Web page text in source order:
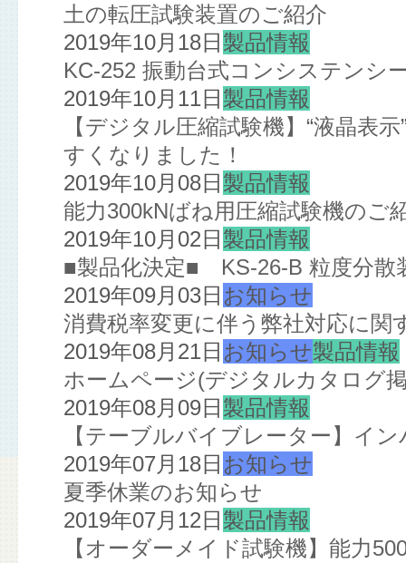
土の転圧試験装置のご紹介
2019年10月18日 製品情報
KC-252 振動台式コンシステンシ
2019年10月11日 製品情報
【デジタル圧縮試験機】“液晶表
すくなりました！
2019年10月08日 製品情報
能力300kNばね用圧縮試験機のご
2019年10月02日 製品情報
■製品化決定■ KS-26-B 粒度分
2019年09月03日 お知らせ
消費税率変更に伴う弊社対応に関
2019年08月21日 お知らせ製品情報
ホームページ(デジタルカタログ
2019年08月09日 製品情報
【テーブルバイブレーター】イ
2019年07月18日 お知らせ
夏季休業のお知らせ
2019年07月12日 製品情報
【オーダーメイド試験機】能力